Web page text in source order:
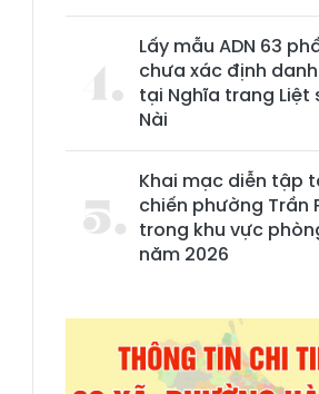
Lấy mẫu ADN 63
chưa xác định
tại Nghĩa trang Liệt
Nài
Khai mạc diễn tập
chiến phường Trần
trong khu vực
năm 2026